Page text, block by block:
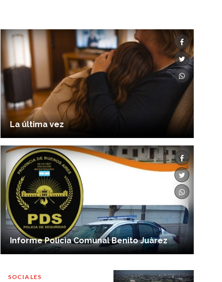
La última vez
Informe Policìa Comunal Benito Juàrez
SOCIALES